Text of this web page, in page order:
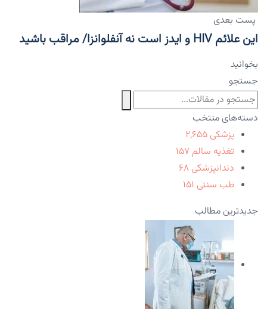
پست بعدی
این علائم HIV و ایدز است نه آنفلوانزا/ مراقب باشید
بخوانید
جستجو
دسته‌های منتخب
پزشکی ۲,۶۵۵
تغذیه سالم ۱۵۷
دندانپزشکی ۶۸
طب سنتی ۱۵۱
جدیدترین مطالب